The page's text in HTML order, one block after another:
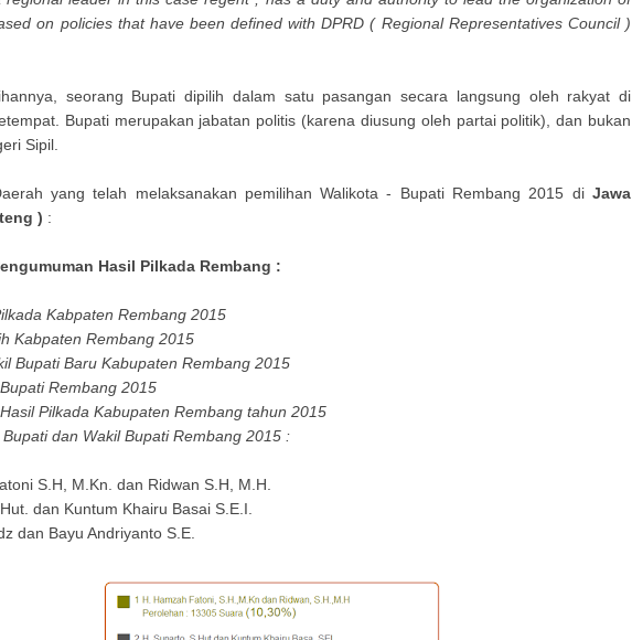
on policies that have been defined with DPRD ( Regional Representatives Council )
seorang Bupati dipilih dalam satu pasangan secara langsung oleh rakyat di
Bupati merupakan jabatan politis (karena diusung oleh partai politik), dan bukan
Sipil.
yang telah melaksanakan pemilihan Walikota - Bupati Rembang 2015 diJawa
) :
Hasil Pilkada Rembang :
Kabpaten Rembang 2015
Kabpaten Rembang 2015
Bupati Baru Kabupaten Rembang 2015
Rembang 2015
Pilkada Kabupaten Rembang tahun 2015
dan Wakil BupatiRembang 2015 :
S.H, M.Kn. dan Ridwan S.H, M.H.
dan Kuntum Khairu Basai S.E.I.
dan Bayu Andriyanto S.E.